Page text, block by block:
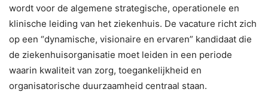
wordt voor de algemene strategische, operationele en
klinische leiding van het ziekenhuis. De vacature richt zich
op een “dynamische, visionaire en ervaren” kandidaat die
de ziekenhuisorganisatie moet leiden in een periode
waarin kwaliteit van zorg, toegankelijkheid en
organisatorische duurzaamheid centraal staan.